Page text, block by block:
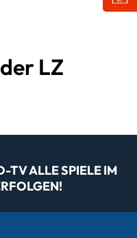
LZ
TV ALLE SPIELE IM